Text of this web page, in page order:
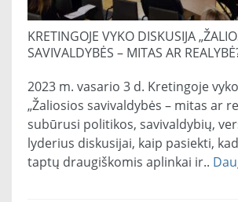
KRETINGOJE VYKO DISKUSIJA
SAVIVALDYBĖS – MITAS AR
2023 m. vasario 3 d. Kretingoje
„Žaliosios savivaldybės – mitas ar
subūrusi politikos, savivaldybių,
lyderius diskusijai, kaip pasiekti,
taptų draugiškomis aplinkai ir..